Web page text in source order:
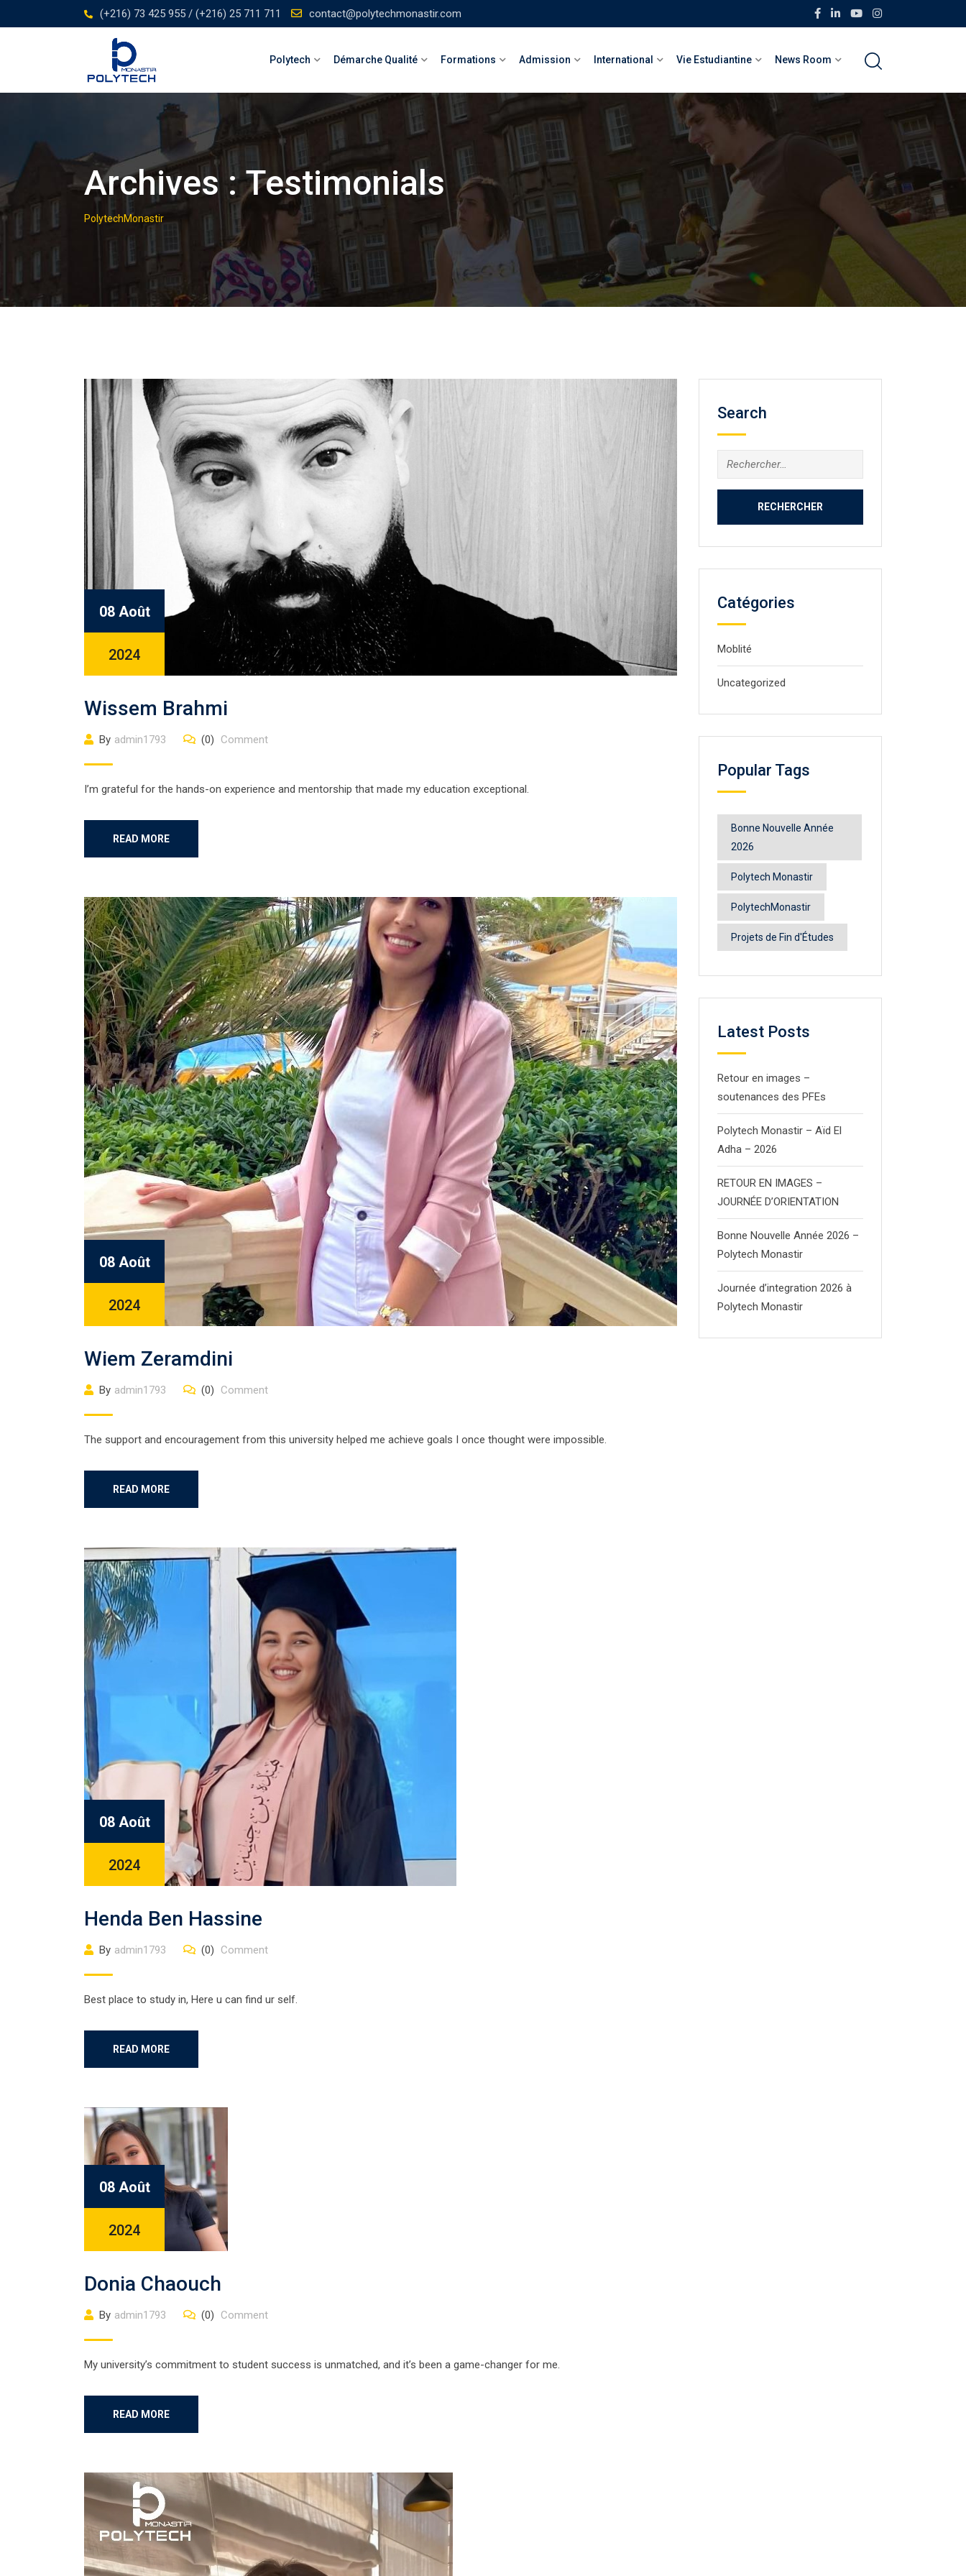
to
(+216) 73 425 955 / (+216) 25 711 711 contact@polytechmonastir.com
Polytech Démarche Qualité Formations Admission International Vie Estudiantine News Room
Archives :Testimonials
PolytechMonastir
08 Août
2024
Wissem Brahmi
By admin1793 (0) Comment
I’m grateful for the hands-on experience and mentorship that made my education exceptional.
READ MORE
08 Août
2024
Wiem Zeramdini
By admin1793 (0) Comment
The support and encouragement from this university helped me achieve goals I once thought were impossible.
READ MORE
08 Août
2024
Henda Ben Hassine
By admin1793 (0) Comment
Best place to study in, Here u can find ur self.
READ MORE
08 Août
2024
Donia Chaouch
By admin1793 (0) Comment
My university’s commitment to student success is unmatched, and it’s been a game-changer for me.
READ MORE
Search
Rechercher :
Catégories
Moblité
Uncategorized
Popular Tags
Bonne Nouvelle Année
2026
Polytech Monastir
PolytechMonastir
Projets de Fin d'Études
Latest Posts
Retour en images –
soutenances des PFEs
Polytech Monastir – Aïd El
Adha – 2026
RETOUR EN IMAGES –
JOURNÉE D’ORIENTATION
Bonne Nouvelle Année 2026 –
Polytech Monastir
Journée d’integration 2026 à
Polytech Monastir